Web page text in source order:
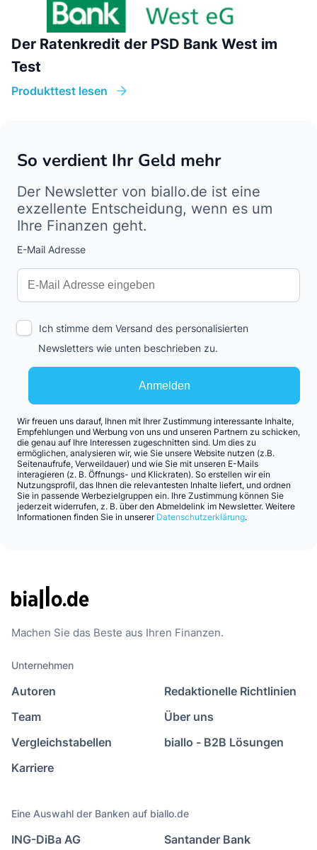
Der Ratenkredit der PSD Bank West im
Test
Produkttest lesen
So verdient Ihr Geld mehr
Der Newsletter von biallo.de ist eine
exzellente Entscheidung, wenn es um
Ihre Finanzen geht.
E-Mail Adresse
Interests
Amount
Anmelden
Ich stimme dem Versand des personalisierten
Newsletters wie unten beschrieben zu.
Wir freuen uns darauf, Ihnen mit Ihrer Zustimmung interessante Inhalte,
Empfehlungen und Werbung von uns und unseren Partnern zu schicken,
die genau auf Ihre Interessen zugeschnitten sind. Um dies zu
ermöglichen, analysieren wir, wie Sie unsere Website nutzen (z.B.
Seitenaufrufe, Verweildauer) und wie Sie mit unseren E-Mails
interagieren (z. B. Öffnungs- und Klickraten). So erstellen wir ein
Nutzungsprofil, das Ihnen die relevantesten Inhalte liefert, und ordnen
Sie in passende Werbezielgruppen ein. Ihre Zustimmung können Sie
jederzeit widerrufen, z. B. über den Abmeldelink im Newsletter. Weitere
Informationen finden Sie in unserer Datenschutzerklärung.
Machen Sie das Beste aus Ihren Finanzen.
Unternehmen
Autoren
Team
Vergleichstabellen
Karriere
Redaktionelle Richtlinien
Über uns
biallo - B2B Lösungen
Eine Auswahl der Banken auf biallo.de
ING-DiBa AG Santander Bank